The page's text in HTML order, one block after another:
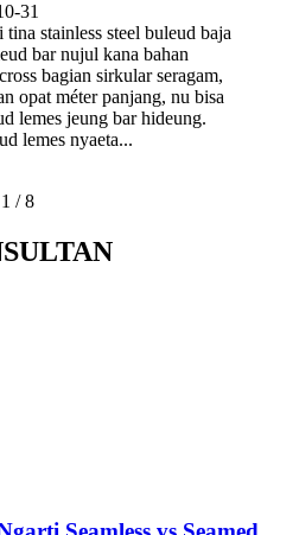
31
stainless steel buleud baja
bar nujul kana bahan
bagian sirkular seragam,
opat méter panjang, nu bisa
lemes jeung bar hideung.
lemes nyaeta...
/ 8